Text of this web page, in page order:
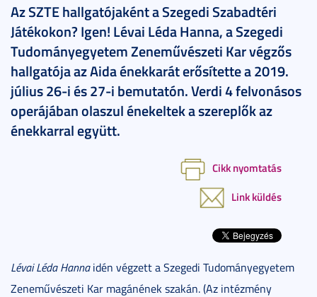
Az SZTE hallgatójaként a Szegedi Szabadtéri
Játékokon? Igen! Lévai Léda Hanna, a Szegedi
Tudományegyetem Zeneművészeti Kar végzős
hallgatója az Aida énekkarát erősítette a 2019.
július 26-i és 27-i bemutatón. Verdi 4 felvonásos
operájában olaszul énekeltek a szereplők az
énekkarral együtt.
Cikk nyomtatás
Link küldés
Lévai Léda Hannaidén végzett a Szegedi Tudományegyetem
Zeneművészeti Kar magánének szakán. (Az intézmény